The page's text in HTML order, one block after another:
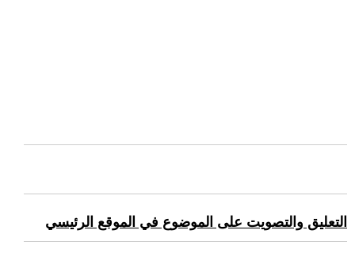
التعليق والتصويت على الموضوع في الموقع الرئيسي